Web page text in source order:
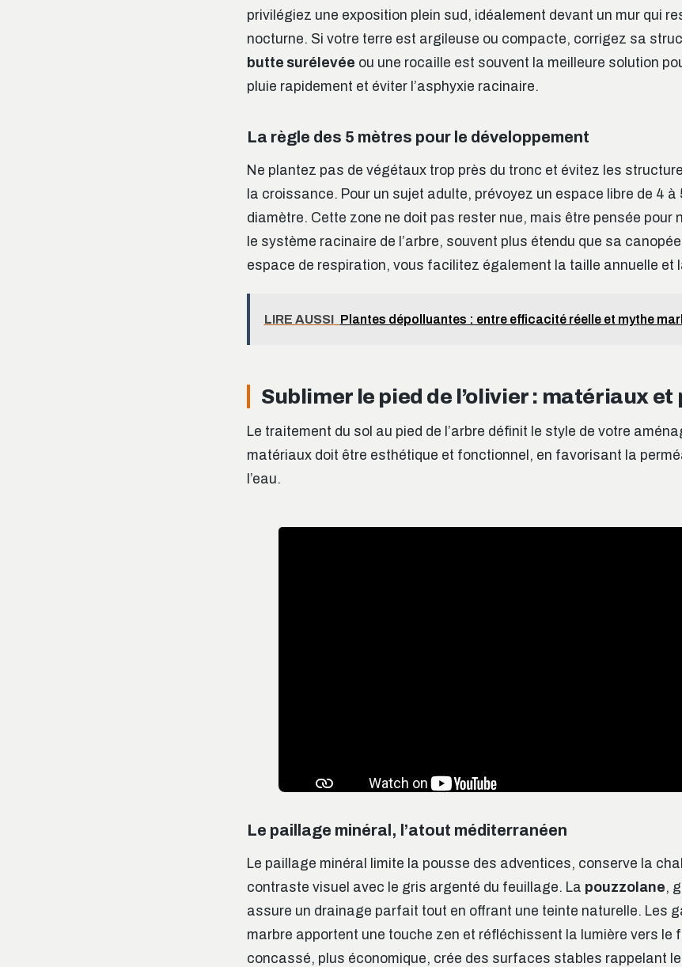
privilégiez une exposition plein sud, idéalement devant un mur qui
nocturne. Si votre terre est argileuse ou compacte, corrigez sa
butte surélevée ou une rocaille est souvent la meilleure solution
pluie rapidement et éviter l’asphyxie racinaire.
La règle des 5 mètres pour le développement
Ne plantez pas de végétaux trop près du tronc et évitez les
la croissance. Pour un sujet adulte, prévoyez un espace libre de 4 à
diamètre. Cette zone ne doit pas rester nue, mais être pensée pour
le système racinaire de l’arbre, souvent plus étendu que sa
espace de respiration, vous facilitez également la taille annuelle et
LIRE AUSSI Plantes dépolluantes : entre efficacité réelle et mythe
Sublimer le pied de l’olivier : matériaux
Le traitement du sol au pied de l’arbre définit le style de votre
matériaux doit être esthétique et fonctionnel, en favorisant la
l’eau.
Le paillage minéral, l’atout méditerranéen
Le paillage minéral limite la pousse des adventices, conserve la
contraste visuel avec le gris argenté du feuillage. La pouzzolane,
assure un drainage parfait tout en offrant une teinte naturelle. Les
marbre apportent une touche zen et réfléchissent la lumière vers le
concassé, plus économique, crée des surfaces stables rappelant